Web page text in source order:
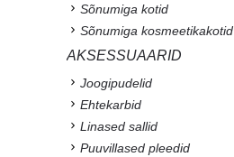
Sõnumiga kotid
Sõnumiga kosmeetikakotid
AKSESSUAARID
Joogipudelid
Ehtekarbid
Linased sallid
Puuvillased pleedid